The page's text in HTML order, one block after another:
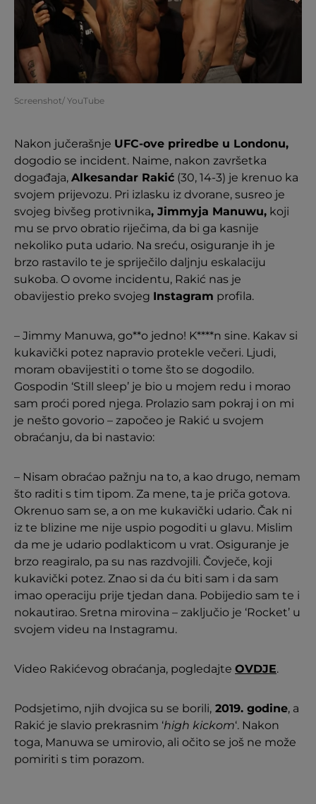
Screenshot/ YouTube
Nakon jučerašnje UFC-ove priredbe u Londonu,
dogodio se incident. Naime, nakon završetka
događaja, Alkesandar Rakić (30, 14-3) je krenuo ka
svojem prijevozu. Pri izlasku iz dvorane, susreo je
svojeg bivšeg protivnika, Jimmyja Manuwu, koji
mu se prvo obratio riječima, da bi ga kasnije
nekoliko puta udario. Na sreću, osiguranje ih je
brzo rastavilo te je spriječilo daljnju eskalaciju
sukoba. O ovome incidentu, Rakić nas je
obavijestio preko svojeg Instagram profila.
– Jimmy Manuwa, go**o jedno! K****n sine. Kakav si
kukavički potez napravio protekle večeri. Ljudi,
moram obavijestiti o tome što se dogodilo.
Gospodin ‘Still sleep’ je bio u mojem redu i morao
sam proći pored njega. Prolazio sam pokraj i on mi
je nešto govorio – započeo je Rakić u svojem
obraćanju, da bi nastavio:
– Nisam obraćao pažnju na to, a kao drugo, nemam
što raditi s tim tipom. Za mene, ta je priča gotova.
Okrenuo sam se, a on me kukavički udario. Čak ni
iz te blizine me nije uspio pogoditi u glavu. Mislim
da me je udario podlakticom u vrat. Osiguranje je
brzo reagiralo, pa su nas razdvojili. Čovječe, koji
kukavički potez. Znao si da ću biti sam i da sam
imao operaciju prije tjedan dana. Pobijedio sam te i
nokautirao. Sretna mirovina – zaključio je ‘Rocket’ u
svojem videu na Instagramu.
Video Rakićevog obraćanja, pogledajte OVDJE.
Podsjetimo, njih dvojica su se borili, 2019. godine, a
Rakić je slavio prekrasnim ‘high kickom‘. Nakon
toga, Manuwa se umirovio, ali očito se još ne može
pomiriti s tim porazom.